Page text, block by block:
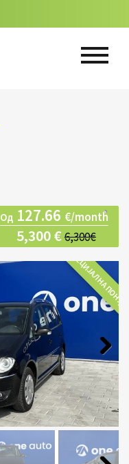
Од 127.66 €/month
5,300 €6,300€
СПЕЦИЈАЛНА
Next